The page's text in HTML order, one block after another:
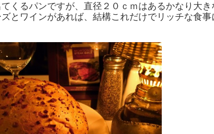
くるパンですが、直径２０ｃｍはあるかなり大き
とワインがあれば、結構これだけでリッチな食事